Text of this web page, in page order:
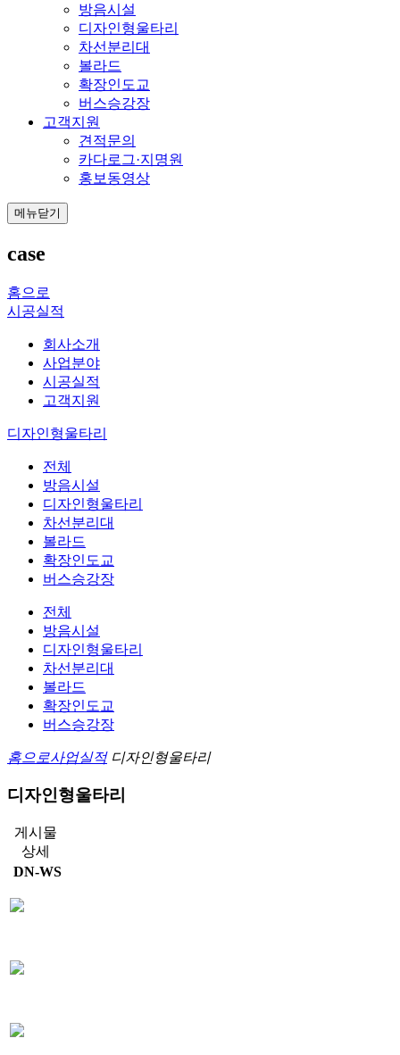
방음시설
디자인형울타리
차선분리대
볼라드
확장인도교
버스승강장
고객지원
견적문의
카다로그·지명원
홍보동영상
메뉴닫기
case
홈으로
시공실적
회사소개
사업분야
시공실적
고객지원
디자인형울타리
전체
방음시설
디자인형울타리
차선분리대
볼라드
확장인도교
버스승강장
전체
방음시설
디자인형울타리
차선분리대
볼라드
확장인도교
버스승강장
홈으로사업실적 디자인형울타리
디자인형울타리
게시물
상세
DN-WS